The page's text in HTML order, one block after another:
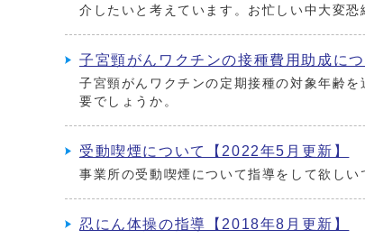
介したいと考えています。お忙しい中大変
子宮頸がんワクチンの接種費用助成に
子宮頸がんワクチンの定期接種の対象年齢
要でしょうか。
受動喫煙について【2022年5月更新】
事業所の受動喫煙について指導をして欲しい
忍にん体操の指導【2018年8月更新】